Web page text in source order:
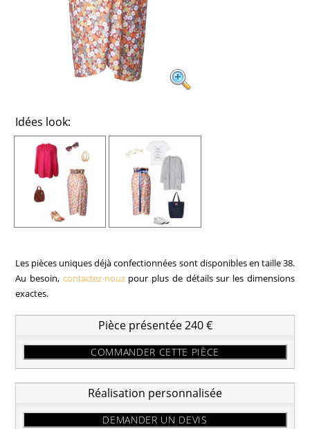
Idées look:
Les pièces uniques déjà confectionnées sont disponibles en taille 38.
Au besoin, contactez-nouspour plus de détails sur les dimensions
exactes.
Pièce présentée 240 €
COMMANDER CETTE PIÈCE
Réalisation personnalisée
DEMANDER UN DEVIS